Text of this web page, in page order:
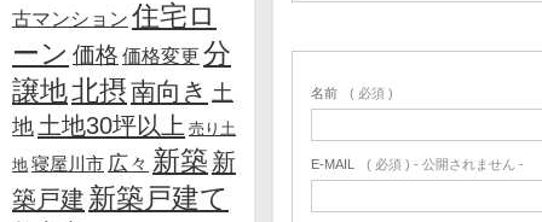
古マンション 住宅ロ
ーン 価格 価格変更 分
譲地北摂南向き 土
地 土地30坪以上 売り土
地 寝屋川市 広々 新築 新
築戸建 新築戸建て
名前 ( 必須 )
E-MAIL ( 必須 ) - 公開されません -